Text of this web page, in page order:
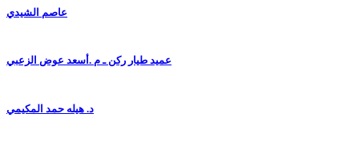
عاصم الشيدي
عميد طيار ركن ـ م .أسعد عوض الزعبي
د. هيله حمد المكيمي